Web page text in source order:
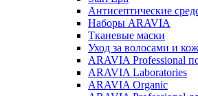
Антисептические
Наборы ARAVIA
Тканевые маски
Уход за волосами и
ARAVIA Professional
ARAVIA Laboratories
ARAVIA Organic